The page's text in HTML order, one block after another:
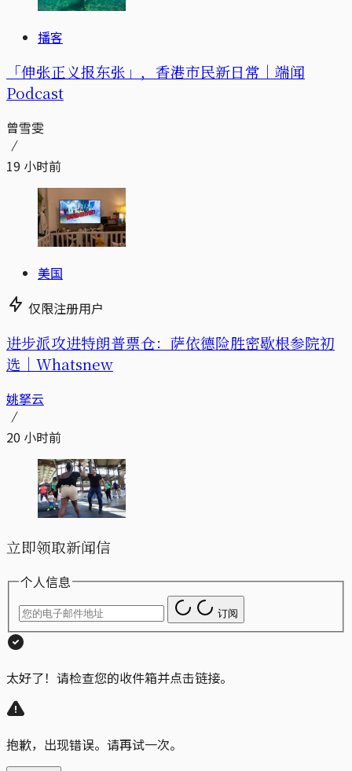
播客
「伸张正义报东张」，香港市民新日常｜端闻
Podcast
曾雪雯
19 小时前
美国
仅限注册用户
进步派攻进特朗普票仓：萨依德险胜密歇根参院初
选｜Whatsnew
姚拏云
20 小时前
立即领取新闻信
个人信息
订阅
太好了！请检查您的收件箱并点击链接。
抱歉，出现错误。请再试一次。